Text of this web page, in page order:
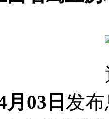
月03日 发布